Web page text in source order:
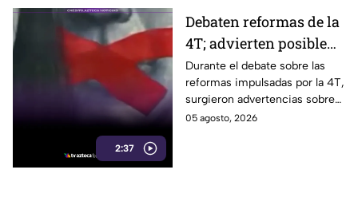
2:37
Debaten reformas de la
4T; advierten posible
control sobre la
información y voces
críticas
Durante el debate sobre las
reformas impulsadas por la 4T,
surgieron advertencias sobre
un posible impacto en la
05 agosto, 2026